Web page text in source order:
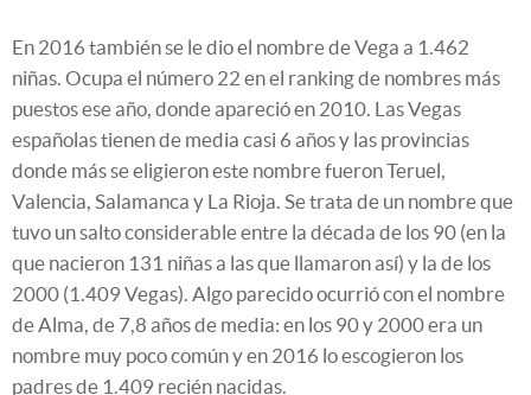
En 2016 también se le dio el nombre de Vega a 1.462
niñas. Ocupa el número 22 en el ranking de nombres más
puestos ese año, donde apareció en 2010. Las Vegas
españolas tienen de media casi 6 años y las provincias
donde más se eligieron este nombre fueron Teruel,
Valencia, Salamanca y La Rioja. Se trata de un nombre que
tuvo un salto considerable entre la década de los 90 (en la
que nacieron 131 niñas a las que llamaron así) y la de los
2000 (1.409 Vegas). Algo parecido ocurrió con el nombre
de Alma, de 7,8 años de media: en los 90 y 2000 era un
nombre muy poco común y en 2016 lo escogieron los
padres de 1.409 recién nacidas.